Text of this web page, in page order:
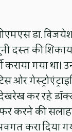
डा. विजयेश
दस्त की
कराया गया
ओर
कर रहे
करने की सलाह
करा दिया